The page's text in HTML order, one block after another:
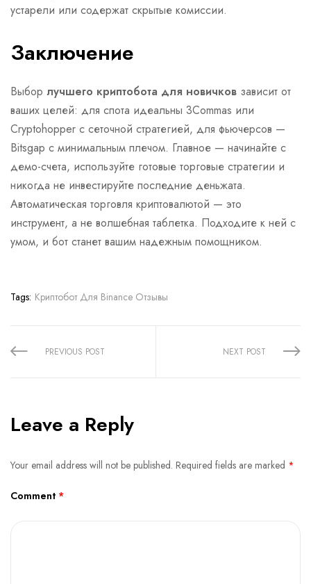
устарели или содержат скрытые комиссии.
Заключение
Выбор лучшего криптобота для новичков зависит от
ваших целей: для спота идеальны 3Commas или
Cryptohopper с сеточной стратегией, для фьючерсов —
Bitsgap с минимальным плечом. Главное — начинайте с
демо-счета, используйте готовые торговые стратегии и
никогда не инвестируйте последние деньжата.
Автоматическая торговля криптовалютой — это
инструмент, а не волшебная таблетка. Подходите к ней с
умом, и бот станет вашим надежным помощником.
Tags: Криптобот Для Binance Отзывы
PREVIOUS POST NEXT POST
Leave a Reply
Your email address will not be published. Required fields are marked *
Comment *